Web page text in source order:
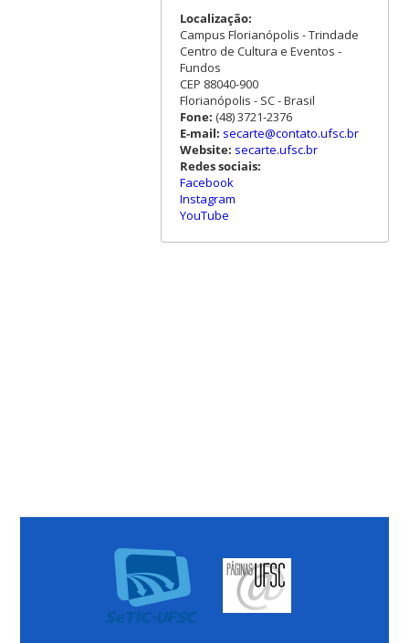
Localização:
Campus Florianópolis - Trindade
Centro de Cultura e Eventos -
Fundos
CEP 88040-900
Florianópolis - SC - Brasil
Fone: (48) 3721-2376
E-mail: secarte@contato.ufsc.br
Website: secarte.ufsc.br
Redes sociais:
Facebook
Instagram
YouTube